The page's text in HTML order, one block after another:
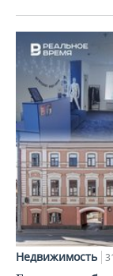
Недвижимость